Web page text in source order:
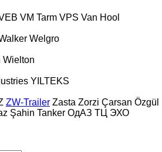
VM Tarm VPS Van Hool
Welgro
Wielton
YILTEKS
ZW-Trailer Zasta Zorzi Çarsan Özgül
Şahin Tanker ОдАЗ ТЦ ЭХО